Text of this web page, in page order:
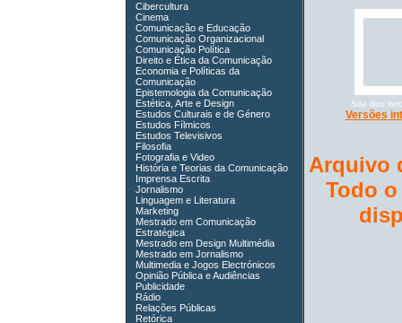
Cibercultura
Cinema
Comunicação e Educação
Comunicação Organizacional
Comunicação Política
Direito e Ética da Comunicação
Economia e Políticas da
Comunicação
Epistemologia da Comunicação
Estética, Arte e Design
Estudos Culturais e de Género
Estudos Fílmicos
Estudos Televisivos
Filosofia
Fotografia e Video
História e Teorias da Comunicação
Imprensa Escrita
Jornalismo
Linguagem e Literatura
Marketing
Mestrado em Comunicação
Estratégica
Mestrado em Design Multimédia
Mestrado em Jornalismo
Multimedia e Jogos Electrónicos
Opinião Pública e Audiências
Publicidade
Rádio
Relações Públicas
Retórica
Site dos
Versões
Arquivo
Todo